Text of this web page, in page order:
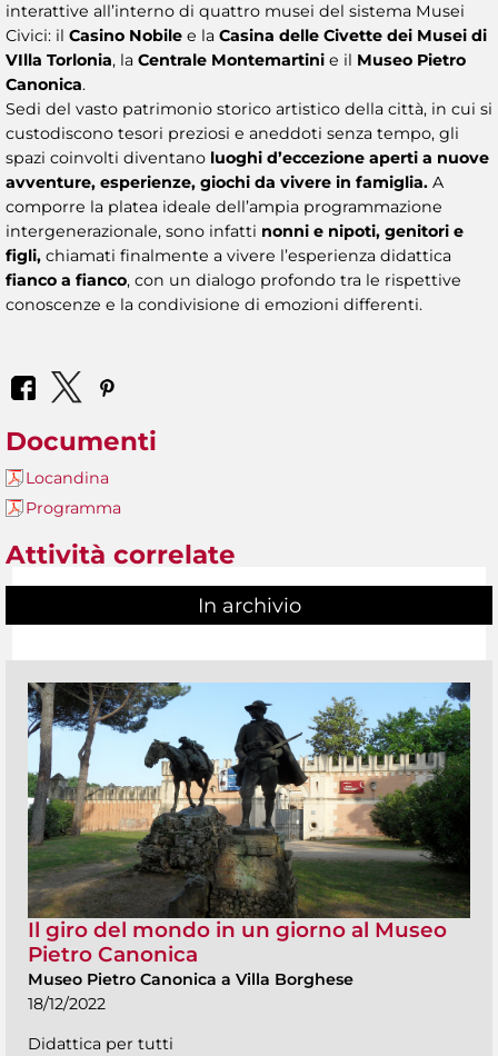
interattive all’interno di quattro musei del sistema Musei
Civici: il Casino Nobile e la Casina delle Civette dei Musei di
VIlla Torlonia, la Centrale Montemartini e il Museo Pietro
Canonica.
Sedi del vasto patrimonio storico artistico della città, in cui si
custodiscono tesori preziosi e aneddoti senza tempo, gli
spazi coinvolti diventano luoghi d’eccezione aperti a nuove
avventure, esperienze, giochi da vivere in famiglia. A
comporre la platea ideale dell’ampia programmazione
intergenerazionale, sono infatti nonni e nipoti, genitori e
figli, chiamati finalmente a vivere l’esperienza didattica
fianco a fianco, con un dialogo profondo tra le rispettive
conoscenze e la condivisione di emozioni differenti.
Documenti
Locandina
Programma
Attività correlate
In archivio
Il giro del mondo in un giorno al Museo
Pietro Canonica
Museo Pietro Canonica a Villa Borghese
18/12/2022
Didattica per tutti